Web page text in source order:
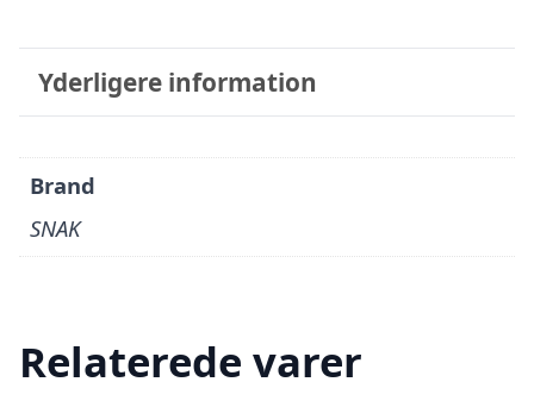
Yderligere information
Brand
SNAK
Relaterede varer